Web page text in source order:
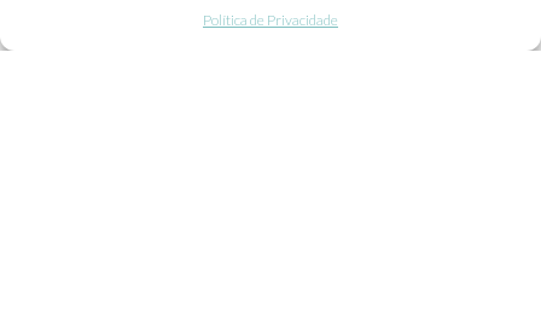
Política de Privacidade
Colaboração com Bloggers